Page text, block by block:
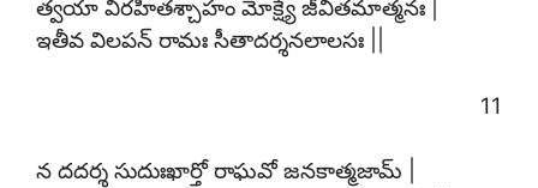
త్వయా విరహితశ్చాహం మోక్ష్యే జీవితమాత్మనః |
ఇతీవ విలపన్ రామః సీతాదర్శనలాలసః ||
11
న దదర్శ సుదుఃఖార్తో రాఘవో జనకాత్మజామ్ |